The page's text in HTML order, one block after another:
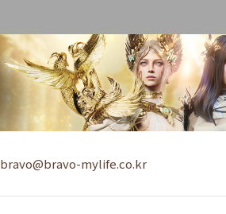
bravo@bravo-mylife.co.kr